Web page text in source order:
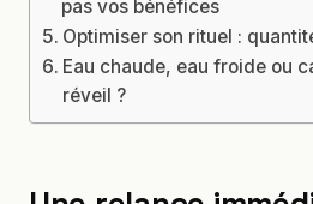
pas vos bénéfices
Optimiser son rituel :
Eau chaude, eau froide ou
réveil ?